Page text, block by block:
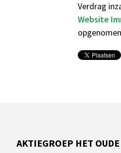
Verdrag
Website
AKTIEGROEP HET